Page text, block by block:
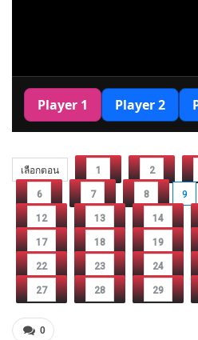
เลือกตอน 1 2
6 7 8 9
12 13 14
17 18 19
22 23 24
27 28 29
0